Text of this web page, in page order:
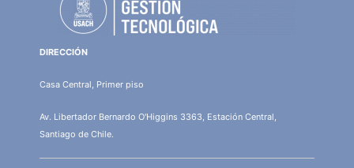
DIRECCIÓN
Casa Central, Primer piso
Av. Libertador Bernardo O'Higgins 3363, Estación Central,
Santiago de Chile.